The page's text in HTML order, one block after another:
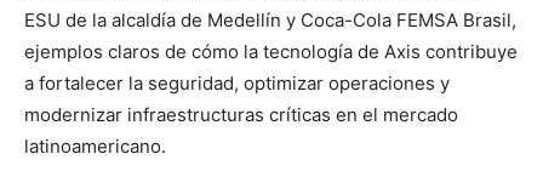
ESU de la alcaldía de Medellín y Coca-Cola FEMSA Brasil,
ejemplos claros de cómo la tecnología de Axis contribuye
a fortalecer la seguridad, optimizar operaciones y
modernizar infraestructuras críticas en el mercado
latinoamericano.